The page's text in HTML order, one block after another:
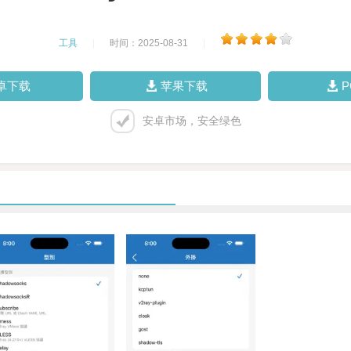
工具 时间：2025-08-31
下载 苹果下载
安卓市场，安全绿色